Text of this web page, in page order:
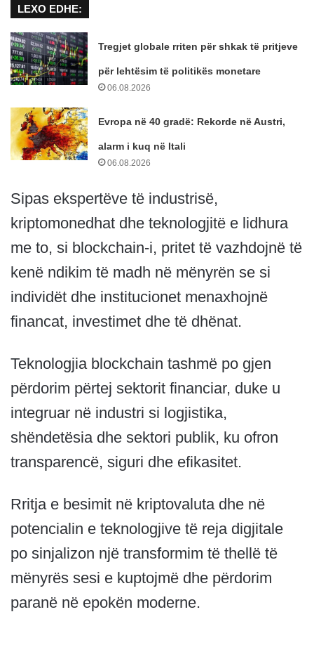
LEXO EDHE:
Tregjet globale rriten për shkak të pritjeve
për lehtësim të politikës monetare
06.08.2026
Evropa në 40 gradë: Rekorde në Austri,
alarm i kuq në Itali
06.08.2026
Sipas ekspertëve të industrisë,
kriptomonedhat dhe teknologjitë e lidhura
me to, si blockchain-i, pritet të vazhdojnë të
kenë ndikim të madh në mënyrën se si
individët dhe institucionet menaxhojnë
financat, investimet dhe të dhënat.
Teknologjia blockchain tashmë po gjen
përdorim përtej sektorit financiar, duke u
integruar në industri si logjistika,
shëndetësia dhe sektori publik, ku ofron
transparencë, siguri dhe efikasitet.
Rritja e besimit në kriptovaluta dhe në
potencialin e teknologjive të reja digjitale
po sinjalizon një transformim të thellë të
mënyrës sesi e kuptojmë dhe përdorim
paranë në epokën moderne.